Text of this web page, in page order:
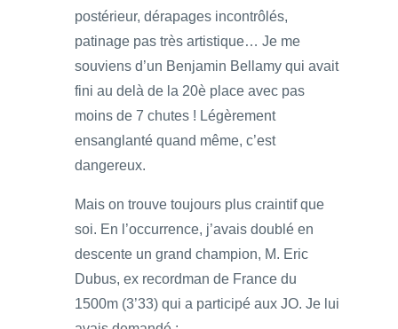
postérieur, dérapages incontrôlés,
patinage pas très artistique… Je me
souviens d’un Benjamin Bellamy qui avait
fini au delà de la 20è place avec pas
moins de 7 chutes ! Légèrement
ensanglanté quand même, c’est
dangereux.
Mais on trouve toujours plus craintif que
soi. En l’occurrence, j’avais doublé en
descente un grand champion, M. Eric
Dubus, ex recordman de France du
1500m (3’33) qui a participé aux JO. Je lui